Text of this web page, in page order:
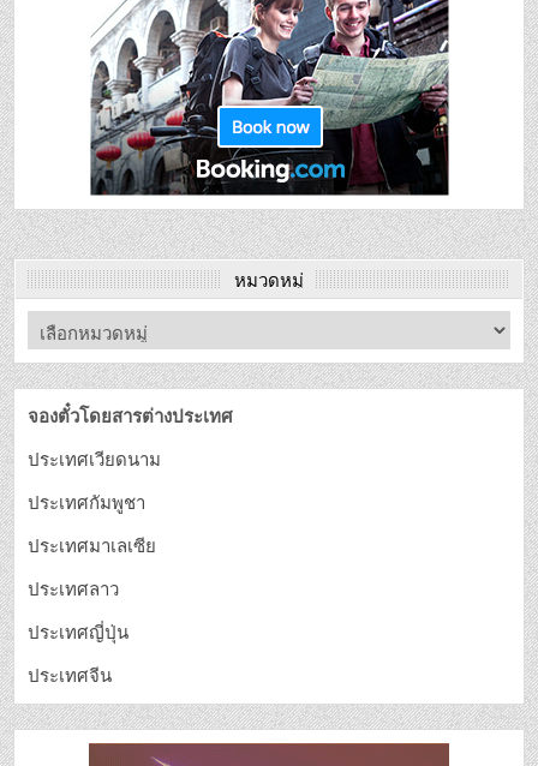
หมวดหมู่
จองตั๋วโดยสารต่างประเทศ
ประเทศเวียดนาม
ประเทศกัมพูชา
ประเทศมาเลเซีย
ประเทศลาว
ประเทศญี่ปุ่น
ประเทศจีน